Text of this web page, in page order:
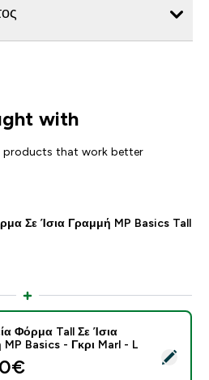
with
products that work better
Σε Ίσια Γραμμή MP Basics Tall
- Γυναικεία Φόρμα Tall Σε Ίσια
Φόρμα Tall Σε Ίσια
Basics - Γκρι Marl - L